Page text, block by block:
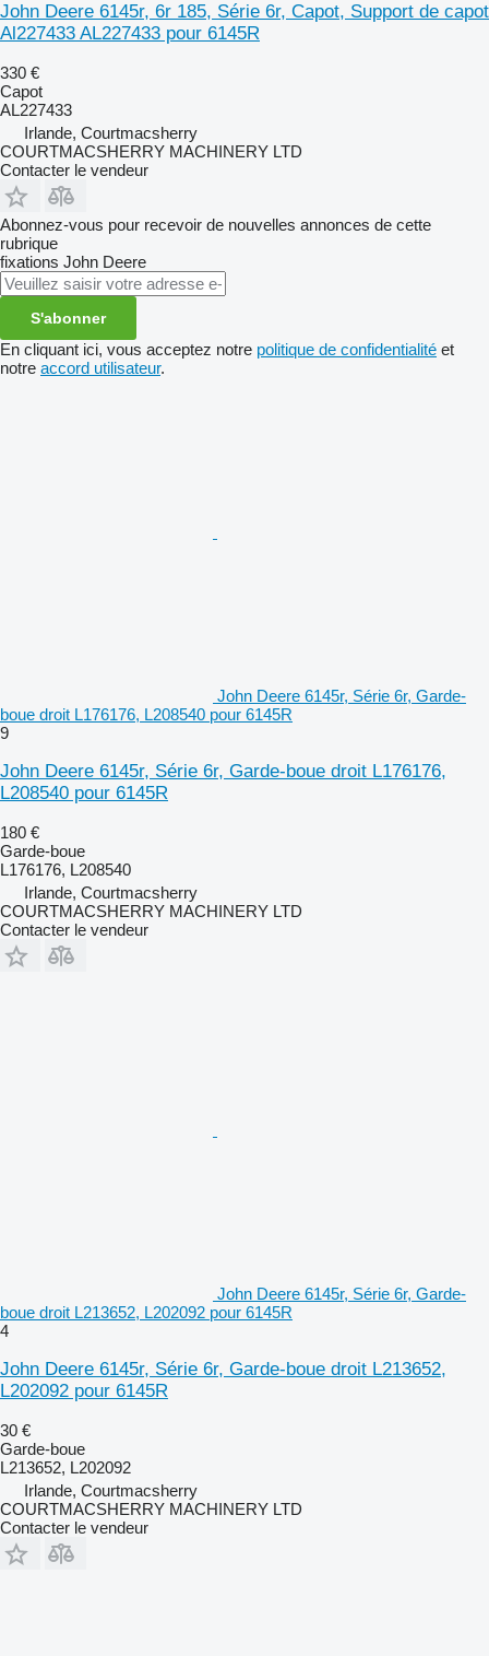
John Deere 6145r, 6r 185, Série 6r, Capot, Support de capot
Al227433 AL227433 pour 6145R
330 €
Capot
AL227433
Irlande, Courtmacsherry
COURTMACSHERRY MACHINERY LTD
Contacter le vendeur
Abonnez-vous pour recevoir de nouvelles annonces de cette
rubrique
fixations John Deere
S'abonner
En cliquant ici, vous acceptez notre politique de confidentialité et
notre accord utilisateur.
John Deere 6145r, Série 6r, Garde-
boue droit L176176, L208540 pour 6145R
9
John Deere 6145r, Série 6r, Garde-boue droit L176176,
L208540 pour 6145R
180 €
Garde-boue
L176176, L208540
Irlande, Courtmacsherry
COURTMACSHERRY MACHINERY LTD
Contacter le vendeur
John Deere 6145r, Série 6r, Garde-
boue droit L213652, L202092 pour 6145R
4
John Deere 6145r, Série 6r, Garde-boue droit L213652,
L202092 pour 6145R
30 €
Garde-boue
L213652, L202092
Irlande, Courtmacsherry
COURTMACSHERRY MACHINERY LTD
Contacter le vendeur